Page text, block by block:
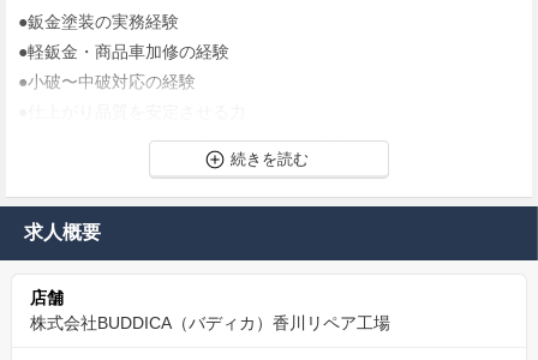
●鈑金塗装の実務経験
●軽鈑金・商品車加修の経験
●小破〜中破対応の経験
●作業者ごとの得意不得意を見て割り振る力
●若手や未経験スタッフへの指導力
●工程管理や段取り力
●手直しやクレームを未然に防ぐ品質管理力
●工場全体を良くしていく改善力
こうした経験や役割を、しっかり評価します。
求人概要
店舗
株式会社BUDDICA（バディカ）香川リペア工場